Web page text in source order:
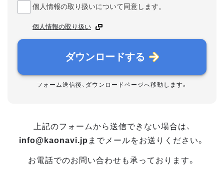
個人情報の取り扱いについて同意します。
個人情報の取り扱い
ダウンロードする
フォーム送信後、ダウンロードページへ移動します。
上記のフォームから送信できない場合は、
info@kaonavi.jp までメールをお送りください。
お電話でのお問い合わせも承っております。